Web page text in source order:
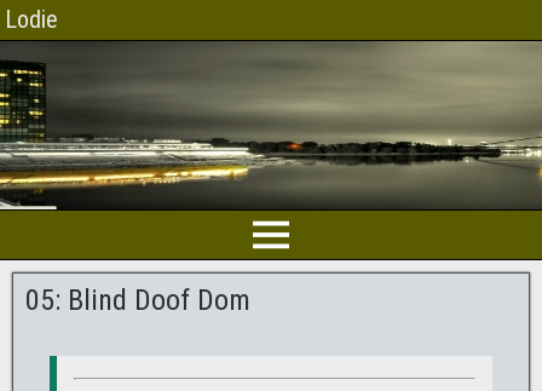
Lodie
05: Blind Doof Dom